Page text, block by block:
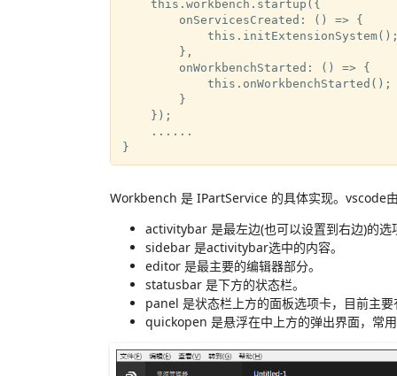
    this.workbench.startup({
        onServicesCreated: () => {
        },
        onWorkbenchStarted: () => {
            this.onWorkbenchStarted();
        }
    });
    ......
Workbench 是 IPartService 的具体实现。vscode
activitybar 是最左边(也可以设置到右边)的
sidebar 是activitybar选中的内容。
editor 是最主要的编辑器部分。
statusbar 是下方的状态栏。
panel 是状态栏上方的面板选项卡，目前主
quickopen 是悬浮在中上方的弹出界面，常